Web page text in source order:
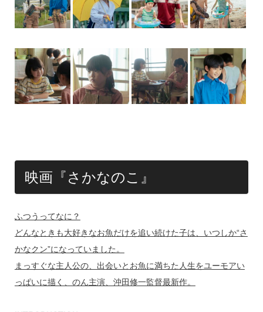
映画『さかなのこ』
ふつうってなに？
どんなときも大好きなお魚だけを追い続けた子は、いつしか“さ
かなクン”になっていました。
まっすぐな主人公の、出会いとお魚に満ちた人生をユーモアい
っぱいに描く、のん主演、沖田修一監督最新作。